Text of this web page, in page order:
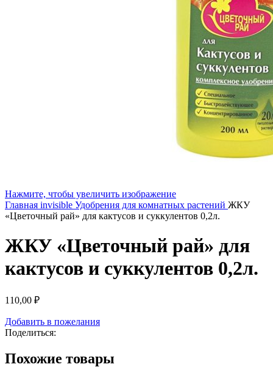
Нажмите, чтобы увеличить изображение
Главная invisible Удобрения для комнатных растений ЖКУ
«Цветочный рай» для кактусов и суккулентов 0,2л.
ЖКУ «Цветочный рай» для
кактусов и суккулентов 0,2л.
110,00 ₽
Добавить в пожелания
Поделиться:
Похожие товары